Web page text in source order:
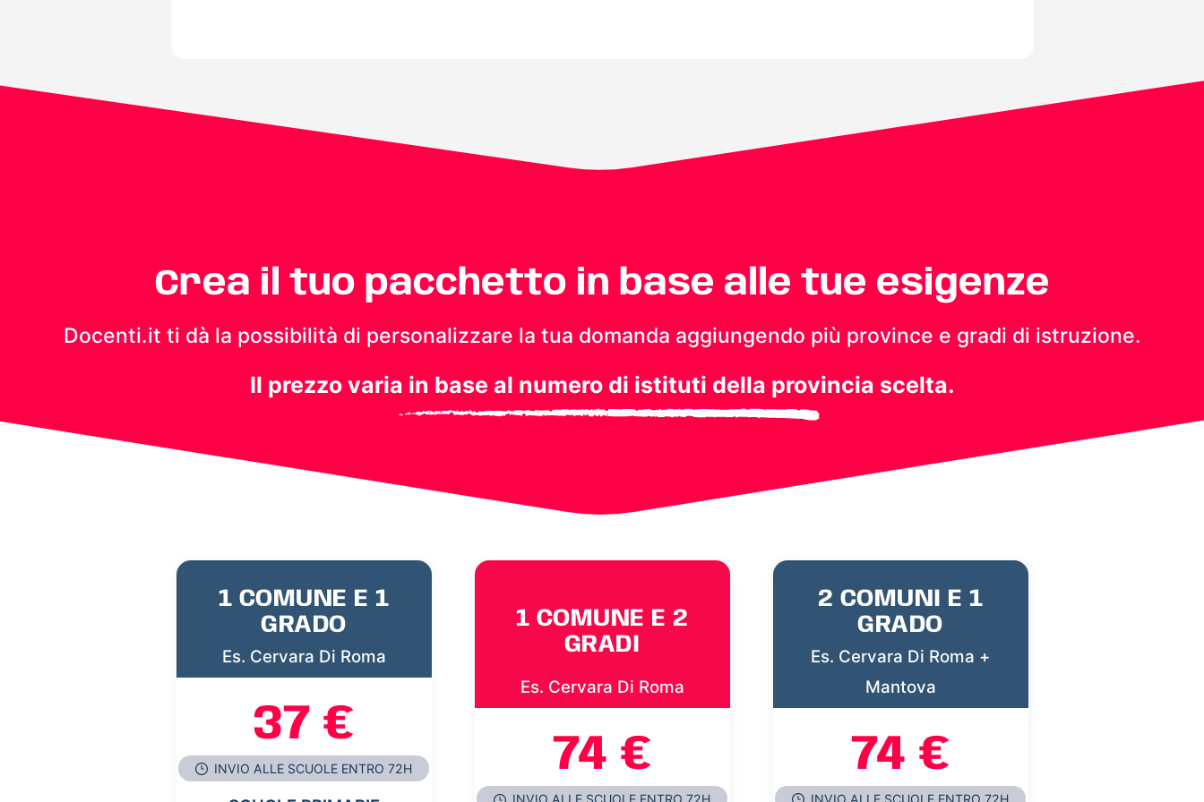
Crea il tuo pacchetto in base alle tue esigenze
Docenti.it ti dà la possibilità di personalizzare la tua domanda aggiungendo più province e gradi di istruzione.
Il prezzo varia in base al numero di istituti della provincia scelta.
1 COMUNE E 1
GRADO
Es. Cervara Di Roma
37 €
INVIO ALLE SCUOLE ENTRO 72H
1 COMUNE E 2
GRADI
Es. Cervara Di Roma
74 €
2 COMUNI E 1
GRADO
Es. Cervara Di Roma +
Mantova
74 €
INVIO ALLE SCUOLE ENTRO 72H